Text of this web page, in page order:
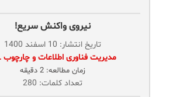
نیروی واکنش سریع!
تاریخ انتشار: 10 اسفند 1400
‌ مدیریت فناوری اطلاعات و چارچوب ITIL
زمان مطالعه: 2 دقیقه
تعداد کلمات: 280